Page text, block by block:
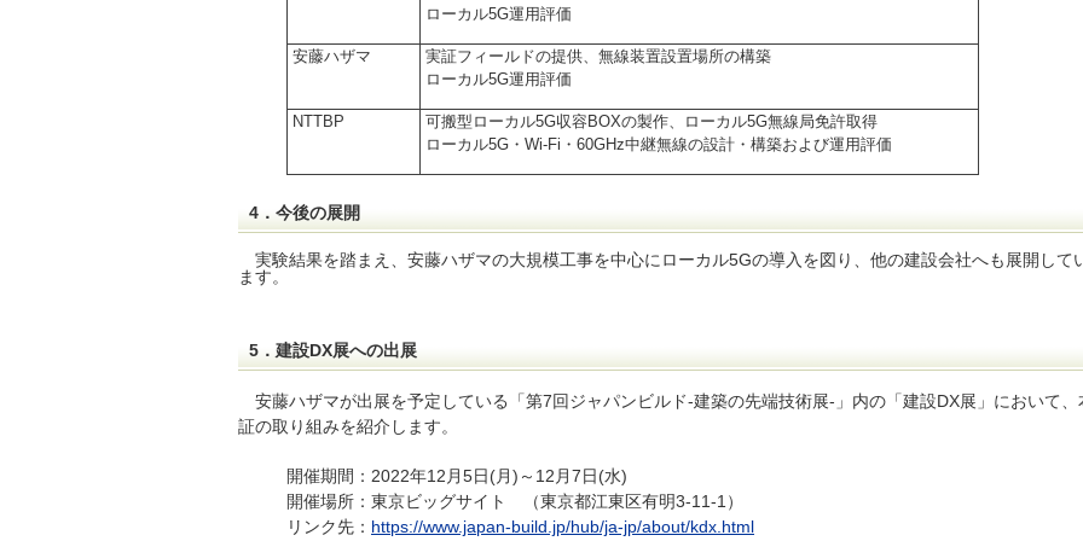
ローカル5G運用評価
安藤ハザマ
実証フィールドの提供、無線装置設置場所の構築
ローカル5G運用評価
NTTBP
可搬型ローカル5G収容BOXの製作、ローカル5G無線局免許取得
ローカル5G・Wi-Fi・60GHz中継無線の設計・構築および運用評価
4．今後の展開
実験結果を踏まえ、安藤ハザマの大規模工事を中心にローカル5Gの導入を図り、他の建設会社へも展開して
ます。
5．建設DX展への出展
安藤ハザマが出展を予定している「第7回ジャパンビルド‐建築の先端技術展‐」内の「建設DX展」において、
証の取り組みを紹介します。
開催期間：2022年12月5日(月)～12月7日(水)
開催場所：東京ビッグサイト （東京都江東区有明3-11-1）
リンク先： https://www.japan-build.jp/hub/ja-jp/about/kdx.html